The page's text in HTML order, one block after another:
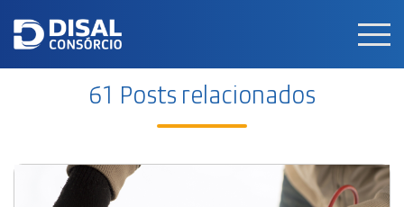
Menu
61 Posts relacionados